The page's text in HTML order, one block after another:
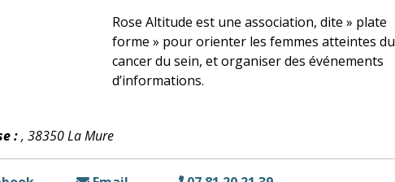
Rose Altitude est une association, dite » plate
forme » pour orienter les femmes atteintes du
cancer du sein, et organiser des événements
d’informations.
:, 38350 La Mure